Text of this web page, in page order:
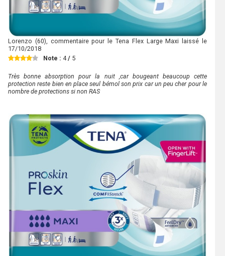
Lorenzo (60), commentaire pour le Tena Flex Large Maxi laissé le
17/10/2018
Note : 4/ 5
Très bonne absorption pour la nuit ,car bougeant beaucoup cette
protection reste bien en place seul bémol son prix car un peu cher pour le
nombre de protections si non RAS